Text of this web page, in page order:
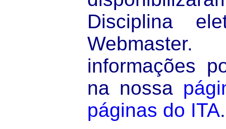
Disciplina
informações
na nossa
páginas do ITA.